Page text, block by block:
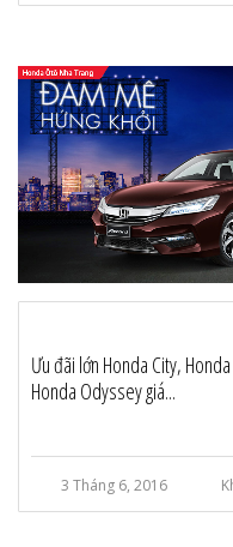
Ưu đãi lớn Honda City,
Honda Odyssey giá...
3 Tháng 6, 2016